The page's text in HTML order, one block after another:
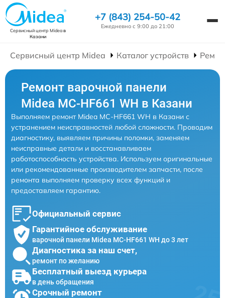
Сервисный центр Mideaв
Казани
+7 (843) 254-50-42
Ежедневно с 9:00 до 21:00
Сервисный центр Midea Каталог устройств
Ремонт варочной панели
Midea MC-HF661 WH в Казани
Выполняем ремонт Midea MC-HF661 WH в Казани с
устранением неисправностей любой сложности. Проводим
диагностику, выявляем причины поломки, заменяем
неисправные детали и восстанавливаем
работоспособность устройства. Используем оригинальные
или рекомендованные производителем запчасти, после
ремонта выполняем проверку всех функций и
предоставляем гарантию.
Официальный сервис
Гарантийное обслуживание
варочной панели Midea MC-HF661 WH до 3 лет
Диагностика за наш счет,
ремонт по желанию
Бесплатный выезд курьера
в день обращения
Срочный ремонт